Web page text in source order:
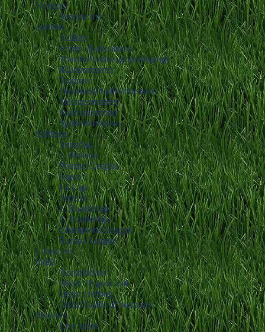
Nyheder
Seneste nyt
Artikler
Artikler
Vejret i København
Transfervindue-gennemgange
Klubportrætter
Toplister
Danmarks fodboldhistorie
Talentportrætter
Spillerportrætter
Spillerinterviews
Stillinger
Superliga
1. division
Premier League
Ligue 1
La Liga
Serie A
1. Bundesliga
2. Bundesliga
Champions League
Europa League
Livescore
Odds
Anmeldelser
Odds: 10 gode råd
Odds: Ordbog
Odds: Guide til bonusser
Services
Live score